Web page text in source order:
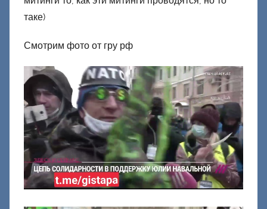
таке)
Смотрим фото от гру рф